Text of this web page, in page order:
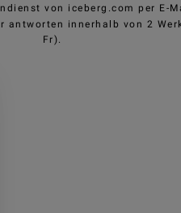
von iceberg.com per E-
antworten innerhalb von 2
Fr).